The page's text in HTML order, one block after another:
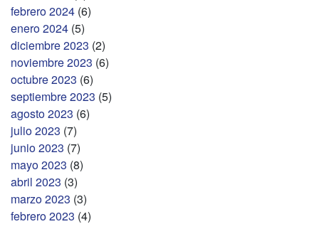
febrero 2024 (6)
enero 2024 (5)
diciembre 2023 (2)
noviembre 2023 (6)
octubre 2023 (6)
septiembre 2023 (5)
agosto 2023 (6)
julio 2023 (7)
junio 2023 (7)
mayo 2023 (8)
abril 2023 (3)
marzo 2023 (3)
febrero 2023 (4)